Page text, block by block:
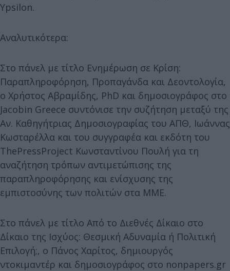
Ypsilon.
Αναλυτικότερα:
Στο πάνελ με τίτλο Ενημέρωση σε Κρίση:
Παραπληροφόρηση, Προπαγάνδα και Δεοντολογία,
ο Χρήστος Αβραμίδης, PhD και δημοσιογράφος στο
Jacobin Greece συντόνισε την συζήτηση μεταξύ της
Αν. Καθηγήτριας Δημοσιογραφίας του ΑΠΘ, Ιωάννας
Κωσταρέλλα και του συγγραφέα και εκδότη του
ThePressProject Κωνσταντίνου Πουλή για τη
αναζήτηση τρόπων αντιμετώπισης της
παραπληροφόρησης και ενίσχυσης της
εμπιστοσύνης των πολιτών στα ΜΜΕ.
Στο πάνελ με τίτλο Από το Διεθνές Δίκαιο στο
Δίκαιο της Ισχύος: Θεσμική Αδυναμία ή Πολιτική
Επιλογή;, ο Πάνος Χαρίτος, δημιουργός
ντοκιμαντέρ και δημοσιογράφος στο nonpapers.gr